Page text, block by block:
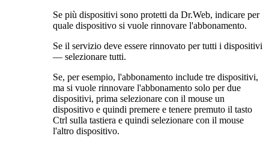
Se più dispositivi sono protetti da Dr.Web, indicare per
quale dispositivo si vuole rinnovare l'abbonamento.
Se il servizio deve essere rinnovato per tutti i dispositivi
— selezionare tutti.
Se, per esempio, l'abbonamento include tre dispositivi,
ma si vuole rinnovare l'abbonamento solo per due
dispositivi, prima selezionare con il mouse un
dispositivo e quindi premere e tenere premuto il tasto
Ctrl sulla tastiera e quindi selezionare con il mouse
l'altro dispositivo.